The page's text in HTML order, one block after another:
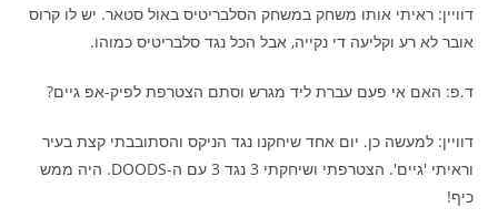
דוויין: ראיתי אותו משחק במשחק הסלבריטיס באול סטאר. יש לו קרוס
אובר לא רע וקליעה די נקייה, אבל הכל נגד סלבריטיס כמוהו.
ד.פ: האם אי פעם עברת ליד מגרש וסתם הצטרפת לפיק-אפ גיים?
דוויין: למעשה כן. יום אחד שיחקנו נגד הניקס והסתובבתי קצת בעיר
וראיתי 'גיים'. הצטרפתי ושיחקתי 3 נגד 3 עם ה-DOODS. היה ממש
כיף!